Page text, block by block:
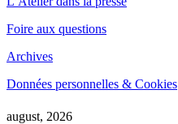
Foire aux questions
Archives
Données personnelles & Cookies
august, 2026